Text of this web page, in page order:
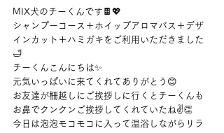
MIX犬のチーくんです🍫💖
シャンプーコース＋ホイップアロマバス＋デザ
インカット＋ハミガキをご利用いただきました
🛁
チーくんこんにちは✨
元気いっぱいに来てくれてありがとう😊
お友達が柵越しにご挨拶しに行くとチーくんも
お鼻でクンクンご挨拶してくれていたね✌👏
今日は泡泡モコモコに入って温浴しながらリラ